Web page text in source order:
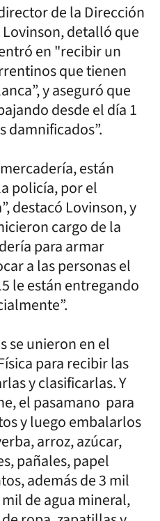
de la Dirección
detalló que
en "recibir un
que tienen
y aseguró que
desde el día 1
damnificados”.
están
policía, por el
destacó Lovinson, y
cargo de la
para armar
a las personas el
le están entregando
se unieron en el
para recibir las
y clasificarlas. Y
el pasamano para
y luego embalarlos
arroz, azúcar,
pañales, papel
además de 3 mil
de agua mineral,